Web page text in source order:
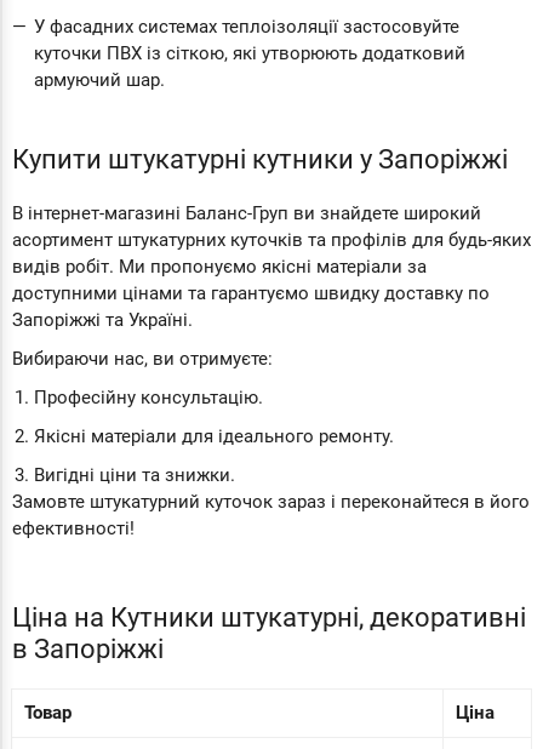
У фасадних системах теплоізоляції застосовуйте
куточки ПВХ із сіткою, які утворюють додатковий
армуючий шар.
Купити штукатурні кутники у Запоріжжі
В інтернет-магазині Баланс-Груп ви знайдете широкий
асортимент штукатурних куточків та профілів для будь-яких
видів робіт. Ми пропонуємо якісні матеріали за
доступними цінами та гарантуємо швидку доставку по
Запоріжжі та Україні.
Вибираючи нас, ви отримуєте:
Професійну консультацію.
Якісні матеріали для ідеального ремонту.
Вигідні ціни та знижки.
Замовте штукатурний куточок зараз і переконайтеся в його
ефективності!
Ціна на Кутники штукатурні, декоративні
в Запоріжжі
Товар Ціна